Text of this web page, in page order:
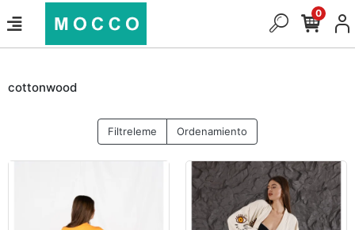
0
cottonwood
Filtreleme Ordenamiento